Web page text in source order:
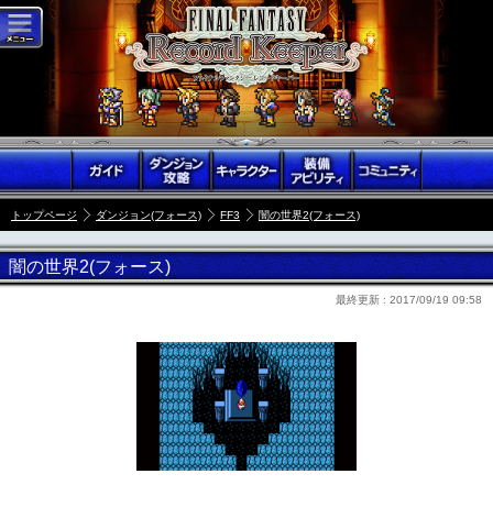
トップページ ダンジョン(フォース) FF3 闇の世界2(フォース)
闇の世界2(フォース)
最終更新 : 2017/09/19 09:58